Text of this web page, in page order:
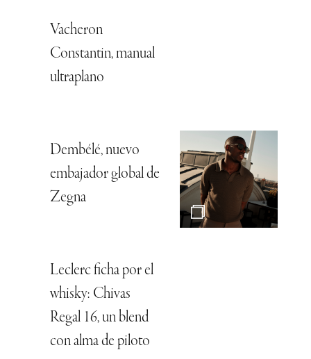
Vacheron
Constantin, manual
ultraplano
Dembélé, nuevo
embajador global de
Zegna
Leclerc ficha por el
whisky: Chivas
Regal 16, un blend
con alma de piloto